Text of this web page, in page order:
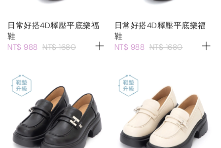
日常好搭4D釋壓平底樂福
鞋
NT$ 988 NT$ 1680
日常好搭4D釋壓平底樂福
鞋
NT$ 988 NT$ 1680